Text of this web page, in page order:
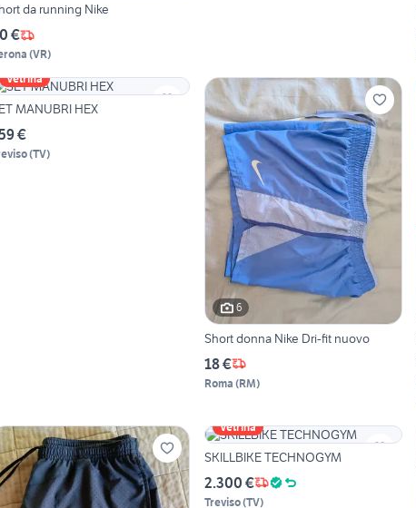
da running Nike
€
(VR)
Vetrina
MANUBRI HEX
€
(TV)
6
Short donna Nike Dri-fit nuovo
18 €
Roma (RM)
Vetrina
SKILLBIKE TECHNOGYM
2.300 €
Treviso(TV)